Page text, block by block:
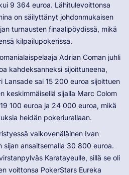
9 364 euroa. Lähitulevoittonsa
on säilyttänyt johdonmukaisen
turnausten finaalipöydissä, mikä
kilpailupokerissa.
Adrian Coman juhli
kahdeksanneksi sijoittuneena,
Lansade sai 15 200 euroa sijoittuen
keskimmäisellä sijalla Marc Colom
100 euroa ja 24 000 euroa, mikä
heidän pokeriurallaan.
valkovenäläinen Ivan
sijan ansaitsemalla 30 800 euroa.
Karatayeulle, sillä se oli
voittonsa PokerStars Eureka